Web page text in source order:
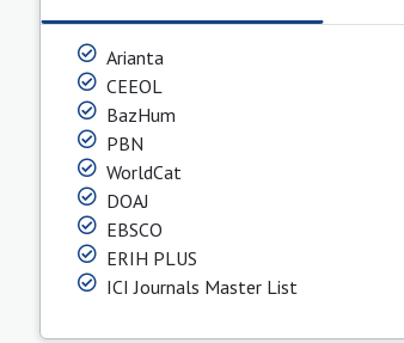
Arianta
CEEOL
BazHum
PBN
WorldCat
DOAJ
EBSCO
ERIH PLUS
ICI Journals Master List